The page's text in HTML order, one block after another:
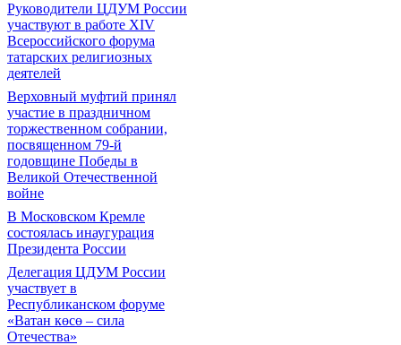
Руководители ЦДУМ России
участвуют в работе XIV
Всероссийского форума
татарских религиозных
деятелей
Верховный муфтий принял
участие в праздничном
торжественном собрании,
посвященном 79-й
годовщине Победы в
Великой Отечественной
войне
В Московском Кремле
состоялась инаугурация
Президента России
Делегация ЦДУМ России
участвует в
Республиканском форуме
«Ватан көсө – сила
Отечества»